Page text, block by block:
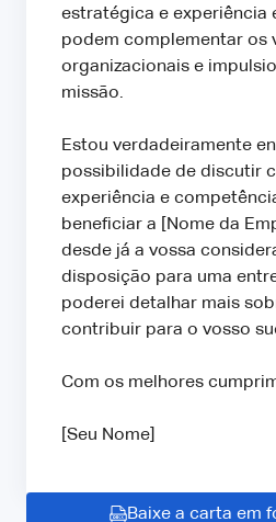
estratégica e experiência
podem complementar os
organizacionais e
missão.
Estou verdadeiramente
possibilidade de discutir
experiência e
beneficiar a [Nome da
desde já a vossa
disposição para uma
poderei detalhar mais
contribuir para o vosso
Com os melhores
[Seu Nome]
Baixe a carta em